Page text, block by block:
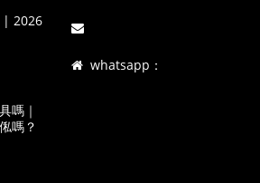
| 2026
嗎｜
嗎？
whatsapp：